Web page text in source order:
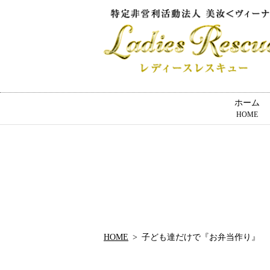
ホーム
HOME
HOME 子ども達だけで『お弁当作り』